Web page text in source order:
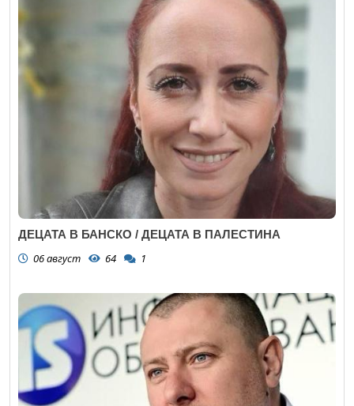
ДЕЦАТА В БАНСКО / ДЕЦАТА В ПАЛЕСТИНА
06 август 64 1